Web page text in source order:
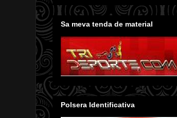
Sa meva tenda de material
Polsera Identificativa